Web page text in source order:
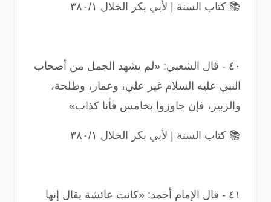
📚 كتاب السنة | لأبي بكر الخلال ٣٨٠/١
٤٠ - قال الشعبي: «لم يشهد الجمل من أصحاب
النبي عليه السلام غير علي، وعمار، وطلحة،
والزبير، فإن جاوزوا بخامس فأنا كذاب»
📚 كتاب السنة | لأبي بكر الخلال ٣٨٠/١
٤١ - قال الإمام أحمد: «كانت عائشة يقال إنها